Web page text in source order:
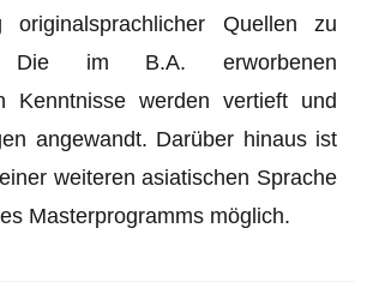
originalsprachlicher Quellen zu
Die im B.A. erworbenen
Kenntnisse werden vertieft und
angewandt. Darüber hinaus ist
weiteren asiatischen Sprache
Masterprogramms möglich.